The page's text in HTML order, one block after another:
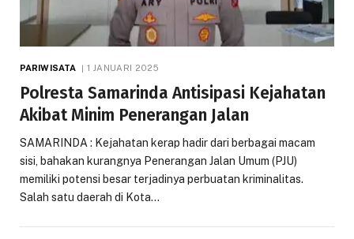
PARIWISATA 1 JANUARI 2025
Polresta Samarinda Antisipasi Kejahatan
Akibat Minim Penerangan Jalan
SAMARINDA : Kejahatan kerap hadir dari berbagai macam
sisi, bahakan kurangnya Penerangan Jalan Umum (PJU)
memiliki potensi besar terjadinya perbuatan kriminalitas.
Salah satu daerah di Kota…